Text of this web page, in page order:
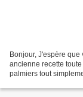
Bonjour, J'espère
ancienne recette
palmiers tout